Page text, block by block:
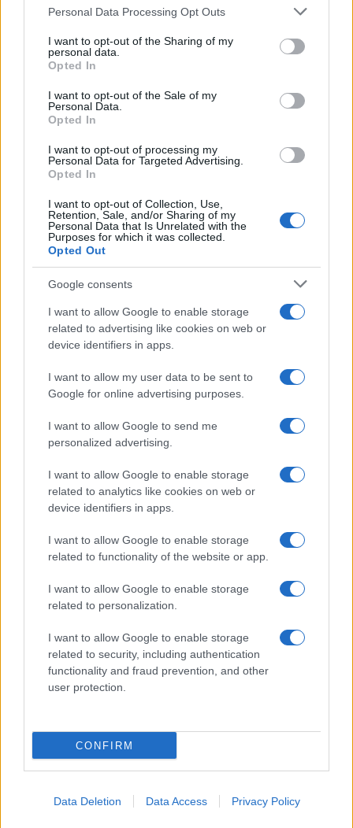
This information may also be disclosed by us to third parties
disclose it to other third parties.
Please note that this website/app uses one or more Google
services and may gather and store information including but
not limited to your visit or usage behaviour. You may click to
grant or deny consent to Google and its third-party tags to
consent section.
Personal Data Processing Opt Outs
I want to opt-out of the Sharing of my
personal data.
Opted In
I want to opt-out of the Sale of my
Personal Data.
Opted In
I want to opt-out of processing my
Personal Data for Targeted Advertising.
Opted In
I want to opt-out of Collection, Use,
Retention, Sale, and/or Sharing of my
Personal Data that Is Unrelated with the
Purposes for which it was collected.
Opted Out
Google consents
I want to allow Google to enable storage
related to advertising like cookies on web or
device identifiers in apps.
I want to allow my user data to be sent to
Google for online advertising purposes.
I want to allow Google to send me
personalized advertising.
I want to allow Google to enable storage
related to analytics like cookies on web or
device identifiers in apps.
I want to allow Google to enable storage
related to functionality of the website or app.
I want to allow Google to enable storage
related to personalization.
I want to allow Google to enable storage
related to security, including authentication
functionality and fraud prevention, and other
user protection.
CONFIRM
Data Deletion Data Access Privacy Policy